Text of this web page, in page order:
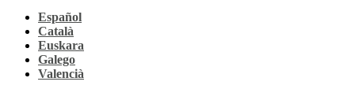
Español
Català
Euskara
Galego
Valencià